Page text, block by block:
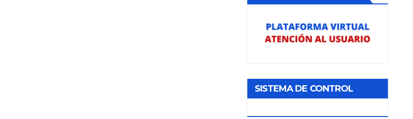
SISTEMA DE CONTROL